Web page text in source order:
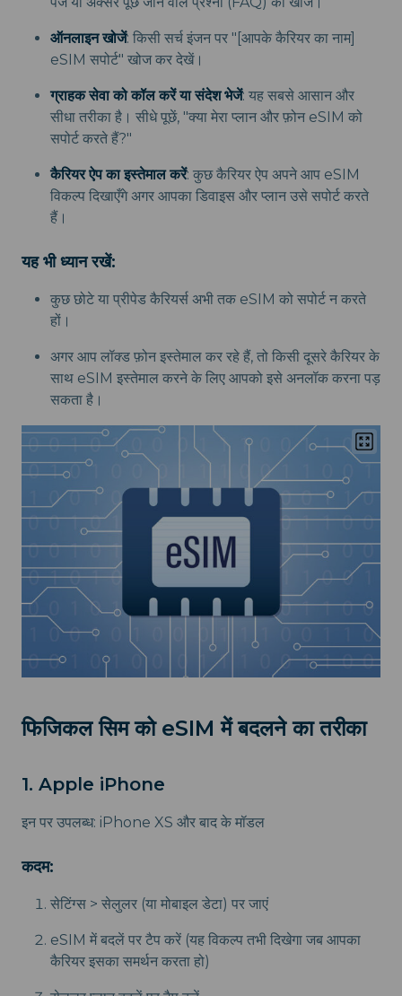
ऑनलाइन खोजें: किसी सर्च इंजन पर "[आपके कैरियर का नाम]
eSIM सपोर्ट" खोज कर देखें।
ग्राहक सेवा को कॉल करें या संदेश भेजें: यह सबसे आसान और
सीधा तरीका है। सीधे पूछें, "क्या मेरा प्लान और फ़ोन eSIM को
सपोर्ट करते हैं?"
कैरियर ऐप का इस्तेमाल करें: कुछ कैरियर ऐप अपने आप eSIM
विकल्प दिखाएँगे अगर आपका डिवाइस और प्लान उसे सपोर्ट करते
हैं।
यह भी ध्यान रखें:
कुछ छोटे या प्रीपेड कैरियर्स अभी तक eSIM को सपोर्ट न करते
हों।
अगर आप लॉक्ड फ़ोन इस्तेमाल कर रहे हैं, तो किसी दूसरे कैरियर के
साथ eSIM इस्तेमाल करने के लिए आपको इसे अनलॉक करना पड़
सकता है।
फिजिकल सिम को eSIM में बदलने का तरीका
1. Apple iPhone
इन पर उपलब्ध: iPhone XS और बाद के मॉडल
कदम:
सेटिंग्स > सेलुलर (या मोबाइल डेटा) पर जाएं
eSIM में बदलें पर टैप करें (यह विकल्प तभी दिखेगा जब आपका
कैरियर इसका समर्थन करता हो)